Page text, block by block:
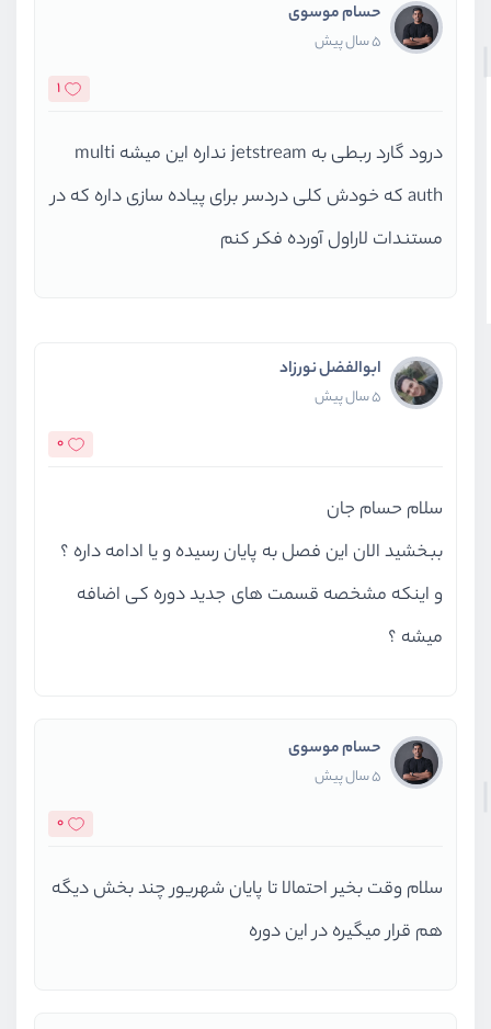
حسام موسوی
5 سال پیش
1
درود گارد ربطی به jetstream نداره این میشه multi
auth که خودش کلی دردسر برای پیاده سازی داره که در
مستندات لاراول آورده فکر کنم
ابوالفضل نورزاد
5 سال پیش
0
سلام حسام جان
ببخشید الان این فصل به پایان رسیده و یا ادامه داره ؟
و اینکه مشخصه قسمت های جدید دوره کی اضافه
میشه ؟
حسام موسوی
5 سال پیش
0
سلام وقت بخیر احتمالا تا پایان شهریور چند بخش دیگه
هم قرار میگیره در این دوره